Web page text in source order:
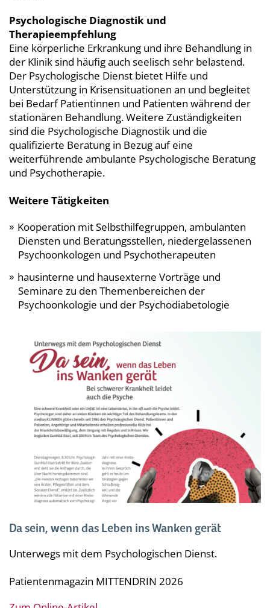
Psychologische Diagnostik und
Therapieempfehlung
Eine körperliche Erkrankung und ihre Behandlung in
der Klinik sind häufig auch seelisch sehr belastend.
Der Psychologische Dienst bietet Hilfe und
Unterstützung in Krisensituationen an und begleitet
bei Bedarf Patientinnen und Patienten während der
stationären Behandlung. Weitere Zuständigkeiten
sind die Psychologische Diagnostik und die
qualifizierte Beratung in Bezug auf eine
weiterführende ambulante Psychologische Beratung
und Psychotherapie.
Weitere Tätigkeiten
Kooperation mit Selbsthilfegruppen, ambulanten
Diensten und Beratungsstellen, niedergelassenen
Psychoonkologen und Psychotherapeuten
hausinterne und hausexterne Vorträge und
Seminare zu den Themenbereichen der
Psychoonkologie und der Psychodiabetologie
Da sein, wenn das Leben ins Wanken gerät
Unterwegs mit dem Psychologischen Dienst.
Patientenmagazin MITTENDRIN 2026